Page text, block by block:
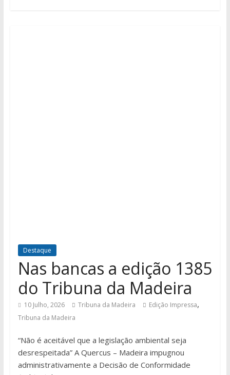
Destaque
Nas bancas a edição 1385
do Tribuna da Madeira
10 Julho, 2026 Tribuna da Madeira Edição Impressa,
Tribuna da Madeira
“Não é aceitável que a legislação ambiental seja
desrespeitada” A Quercus – Madeira impugnou
administrativamente a Decisão de Conformidade